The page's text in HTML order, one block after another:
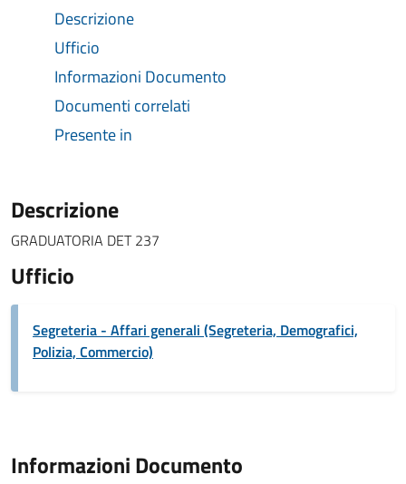
Descrizione
Ufficio
Informazioni Documento
Documenti correlati
Presente in
Descrizione
GRADUATORIA DET 237
Ufficio
Segreteria - Affari generali (Segreteria, Demografici,
Polizia, Commercio)
Informazioni Documento